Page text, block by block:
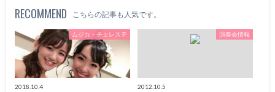
RECOMMEND こちらの記事も人気です。
ムジカ・チェレステ
2018.10.4
演奏会情報
2012.10.5